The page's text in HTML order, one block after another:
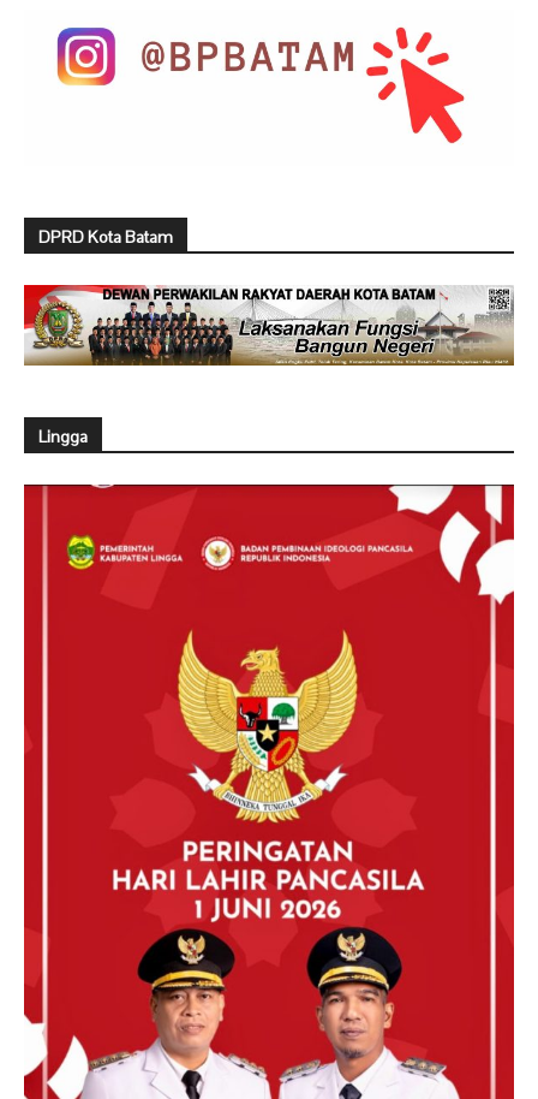
DPRD Kota Batam
Lingga